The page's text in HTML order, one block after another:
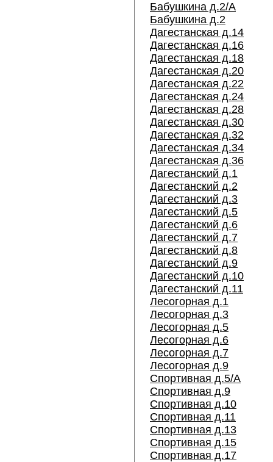
Бабушкина д.2/А
Бабушкина д.2
Дагестанская д.14
Дагестанская д.16
Дагестанская д.18
Дагестанская д.20
Дагестанская д.22
Дагестанская д.24
Дагестанская д.28
Дагестанская д.30
Дагестанская д.32
Дагестанская д.34
Дагестанская д.36
Дагестанский д.1
Дагестанский д.2
Дагестанский д.3
Дагестанский д.5
Дагестанский д.6
Дагестанский д.7
Дагестанский д.8
Дагестанский д.9
Дагестанский д.10
Дагестанский д.11
Лесогорная д.1
Лесогорная д.3
Лесогорная д.5
Лесогорная д.6
Лесогорная д.7
Лесогорная д.9
Спортивная д.5/А
Спортивная д.9
Спортивная д.10
Спортивная д.11
Спортивная д.13
Спортивная д.15
Спортивная д.17